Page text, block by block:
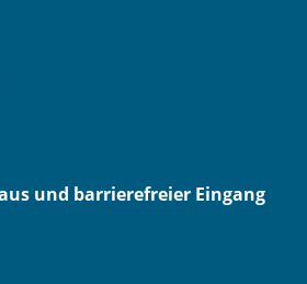
und barrierefreier Eingang